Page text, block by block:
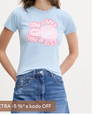
-5 %* s kodo OFF